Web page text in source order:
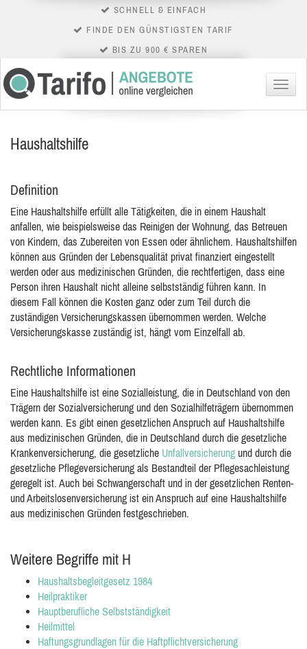
SCHNELL & EINFACH
FINDE DEN GÜNSTIGSTEN TARIF
BIS ZU 900 € SPAREN
Menü
Haushaltshilfe
Definition
Eine Haushaltshilfe erfüllt alle Tätigkeiten, die in einem Haushalt
anfallen, wie beispielsweise das Reinigen der Wohnung, das Betreuen
von Kindern, das Zubereiten von Essen oderähnlichem. Haushaltshilfen
können aus Gründen der Lebensqualität privat finanziert eingestellt
werden oder aus medizinischen Gründen, die rechtfertigen, dass eine
Person ihren Haushalt nicht alleine selbstständig führen kann. In
diesem Fall können die Kosten ganz oder zum Teil durch die
zuständigen Versicherungskassen übernommen werden. Welche
Versicherungskasse zuständig ist, hängt vom Einzelfall ab.
Rechtliche Informationen
Eine Haushaltshilfe ist eine Sozialleistung, die in Deutschland von den
Trägern der Sozialversicherung und den Sozialhilfeträgern übernommen
werden kann. Es gibt einen gesetzlichen Anspruch auf Haushaltshilfe
aus medizinischen Gründen, die in Deutschland durch die gesetzliche
Krankenversicherung, die gesetzliche Unfallversicherung und durch die
gesetzliche Pflegeversicherung als Bestandteil der Pflegesachleistung
geregelt ist. Auch bei Schwangerschaft und in der gesetzlichen Renten-
und Arbeitslosenversicherung ist ein Anspruch auf eine Haushaltshilfe
aus medizinischen Gründen festgeschrieben.
Weitere Begriffe mit H
Haushaltsbegleitgesetz 1984
Heilpraktiker
Hauptberufliche Selbstständigkeit
Heilmittel
Haftungsgrundlagen für die Haftpflichtversicherung